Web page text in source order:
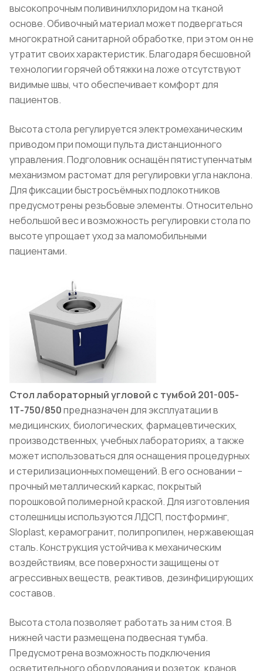
высокопрочным поливинилхлоридом на тканой
основе. Обивочный материал может подвергаться
многократной санитарной обработке, при этом он не
утратит своих характеристик. Благодаря бесшовной
технологии горячей обтяжки на ложе отсутствуют
видимые швы, что обеспечивает комфорт для
пациентов.
Высота стола регулируется электромеханическим
приводом при помощи пульта дистанционного
управления. Подголовник оснащён пятиступенчатым
механизмом растомат для регулировки угла наклона.
Для фиксации быстросъёмных подлокотников
предусмотрены резьбовые элементы. Относительно
небольшой вес и возможность регулировки стола по
высоте упрощает уход за маломобильными
пациентами.
Стол лабораторный угловой с тумбой 201-005-
1Т-750/850предназначен для эксплуатации в
медицинских, биологических, фармацевтических,
производственных, учебных лабораториях, а также
может использоваться для оснащения процедурных
и стерилизационных помещений. В его основании –
прочный металлический каркас, покрытый
порошковой полимерной краской. Для изготовления
столешницы используются ЛДСП, постформинг,
Sloplast, керамогранит, полипропилен, нержавеющая
сталь. Конструкция устойчива к механическим
воздействиям, все поверхности защищены от
агрессивных веществ, реактивов, дезинфицирующих
составов.
Высота стола позволяет работать за ним стоя. В
нижней части размещена подвесная тумба.
Предусмотрена возможность подключения
осветительного оборудования и розеток, кранов